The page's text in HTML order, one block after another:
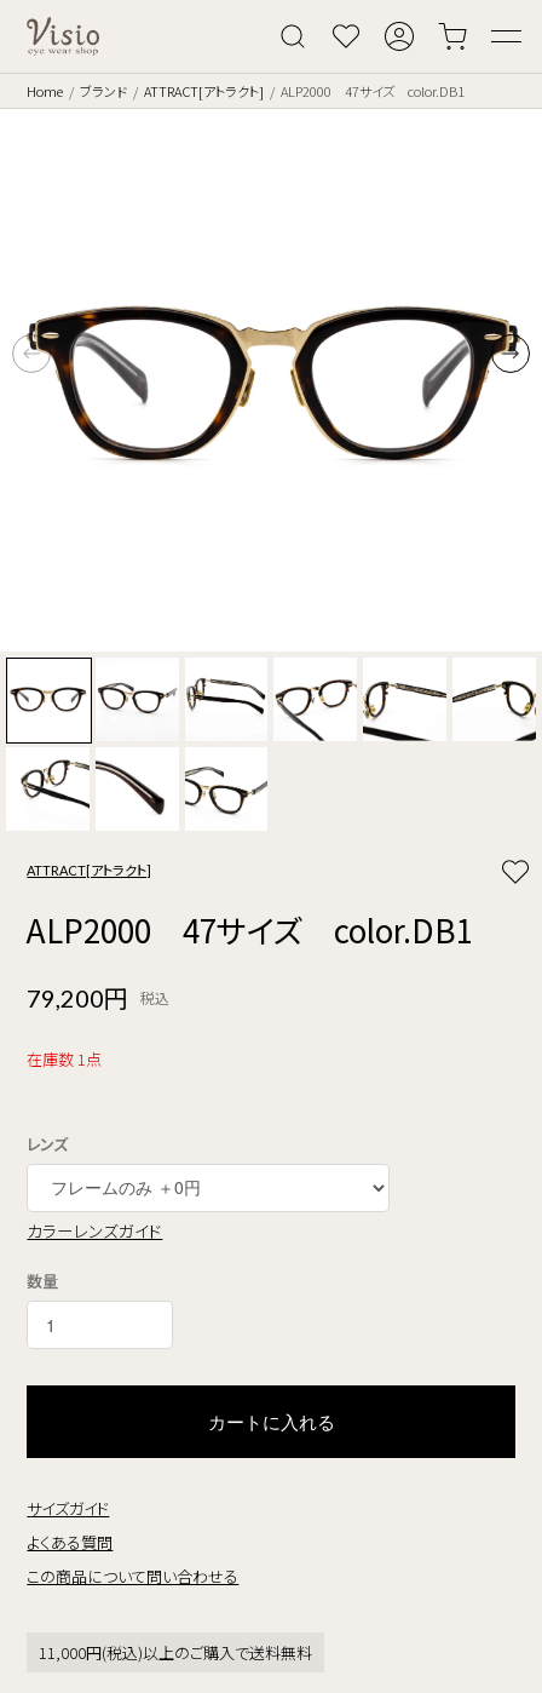
Home ブランド ATTRACT[アトラクト] ALP2000 47サイズ color.DB1
ATTRACT[アトラクト]
ALP2000 47サイズ color.DB1
79,200円 税込
在庫数 1点
レンズ
カラーレンズガイド
数量
カートに入れる
サイズガイド
よくある質問
この商品について問い合わせる
11,000円(税込)以上のご購入で送料無料